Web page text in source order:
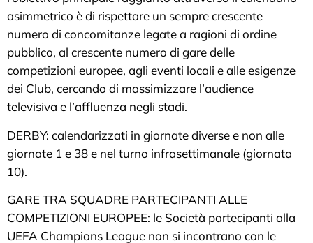
asimmetrico è di rispettare un sempre crescente
numero di concomitanze legate a ragioni di ordine
pubblico, al crescente numero di gare delle
competizioni europee, agli eventi locali e alle esigenze
dei Club, cercando di massimizzare l’audience
televisiva e l’affluenza negli stadi.
DERBY: calendarizzati in giornate diverse e non alle
giornate 1 e 38 e nel turno infrasettimanale (giornata
10).
GARE TRA SQUADRE PARTECIPANTI ALLE
COMPETIZIONI EUROPEE: le Società partecipanti alla
UEFA Champions League non si incontrano con le